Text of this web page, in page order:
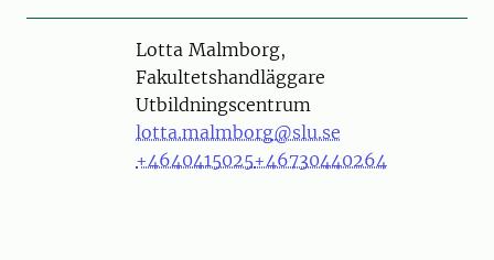
PersonLotta Malmborg,
Fakultetshandläggare
Utbildningscentrum
lotta.malmborg@slu.se
+4640415025+46730440264